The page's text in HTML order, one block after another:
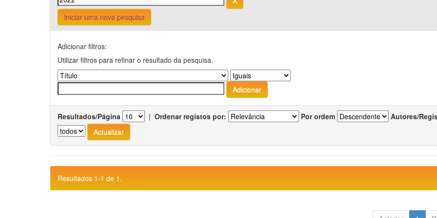
Iniciar uma nova pesquisa
Adicionar filtros:
Utilizar filtros para refinar o resultado da pesquisa.
Resultados/Página | Ordenar registos por: Por ordem Autores/
Resultados 1-1 de 1.